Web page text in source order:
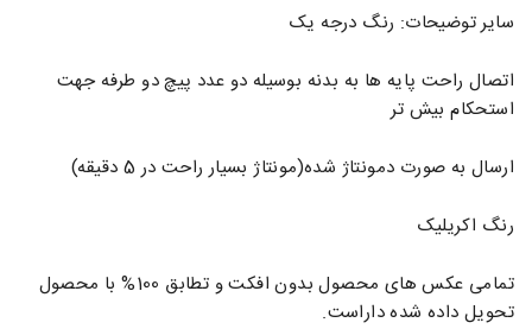
سایر توضیحات: رنگ درجه یک
اتصال راحت پایه ها به بدنه بوسیله دو عدد پیچ دو طرفه جهت
استحکام بیش تر
ارسال به صورت دمونتاژ شده(مونتاژ بسیار راحت در 5 دقیقه)
رنگ اکریلیک
تمامی عکس های محصول بدون افکت و تطابق 100% با محصول
تحویل داده شده داراست.